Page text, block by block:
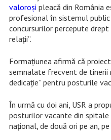
valoroși pleacă din România
profesional în sistemul
concursurilor percepute
relații”.
Formațiunea afirmă că
semnalate frecvent de tinerii
dedicație” pentru posturile
În urmă cu doi ani, USR a
posturilor vacante din spitale
național, de două ori pe an,